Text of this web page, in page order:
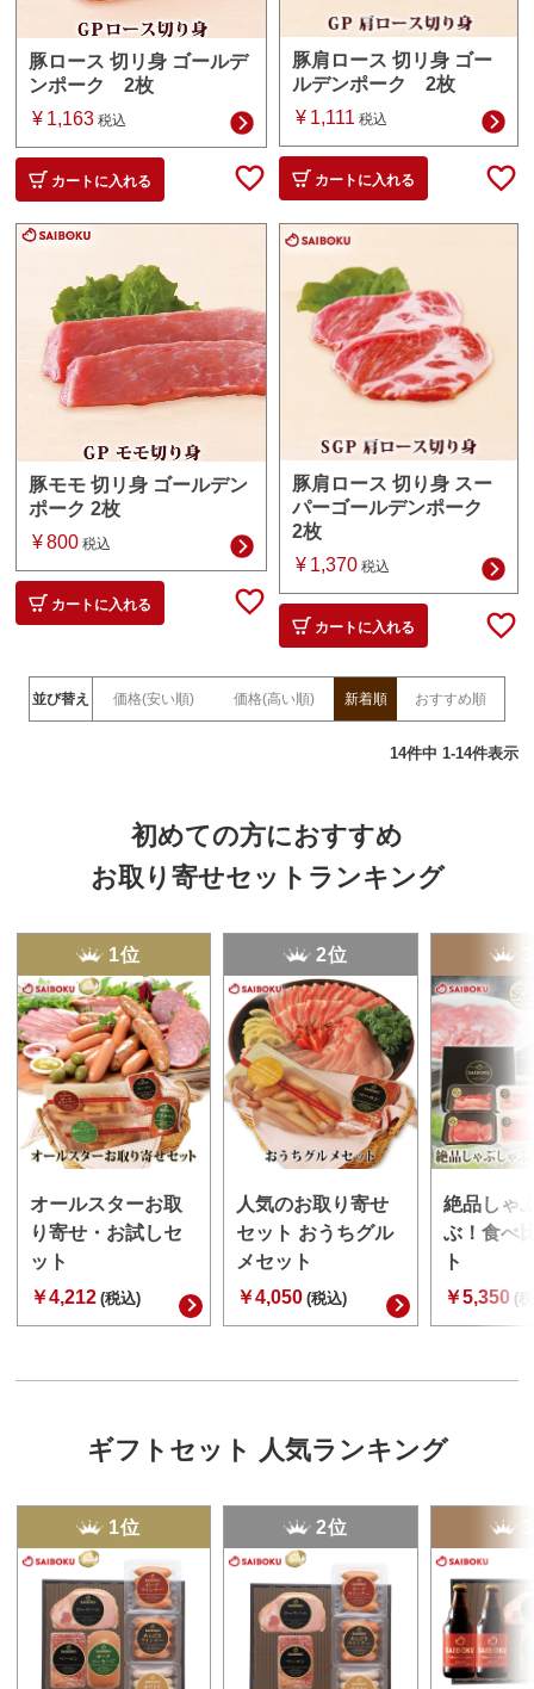
豚ロース 切リ身 ゴールデ
ンポーク 2枚
¥ 1,163 税込
カートに入れる
豚肩ロース 切リ身 ゴー
ルデンポーク 2枚
¥ 1,111 税込
カートに入れる
豚モモ 切リ身 ゴールデン
ポーク 2枚
¥ 800 税込
カートに入れる
豚肩ロース 切り身 スー
パーゴールデンポーク
2枚
¥ 1,370 税込
カートに入れる
並び替え 価格(安い順) 価格(高い順) 新着順 おすすめ順
14件中 1-14件表示
初めての方におすすめ
お取り寄せセットランキング
1位
オールスターお取
り寄せ・お試しセ
ット
￥4,212 (税込)
2位
人気のお取り寄せ
セット おうちグル
メセット
￥4,050 (税込)
絶品しゃ
ぶ！食べ
ト
￥5,350 (
ギフトセット 人気ランキング
1位 2位